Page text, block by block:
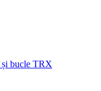
și bucle TRX